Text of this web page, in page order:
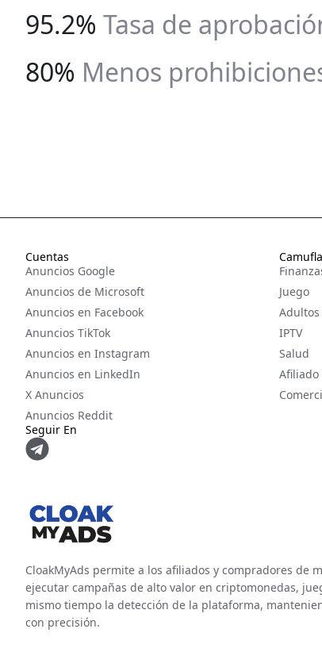
95.2% Tasa de
80% Menos
Cuentas
Anuncios Google
Anuncios de Microsoft
Anuncios en Facebook
Anuncios TikTok
Anuncios en Instagram
Anuncios en LinkedIn
X Anuncios
Anuncios Reddit
Seguir En
Juego
Adultos
IPTV
Salud
Afiliado
CloakMyAds permite a los afiliados y compradores de
ejecutar campañas de alto valor en criptomonedas,
mismo tiempo la detección de la plataforma,
con precisión.